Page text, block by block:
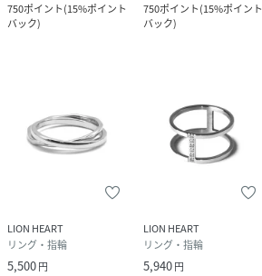
750ポイント(15%ポイント
バック)
750ポイント(15%ポイント
バック)
LION HEART
リング・指輪
5,500円
LION HEART
リング・指輪
5,940円